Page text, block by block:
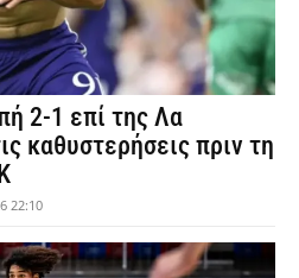
2-1 επί της Λα
καθυστερήσεις πριν τη
22:10